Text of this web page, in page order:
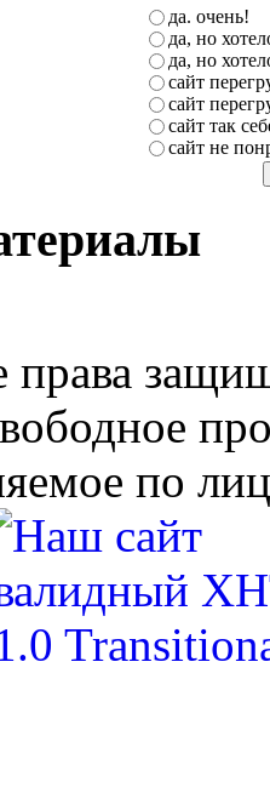
да. очень!
да, но
да, но
сайт
сайт
сайт так
сайт не
права
по